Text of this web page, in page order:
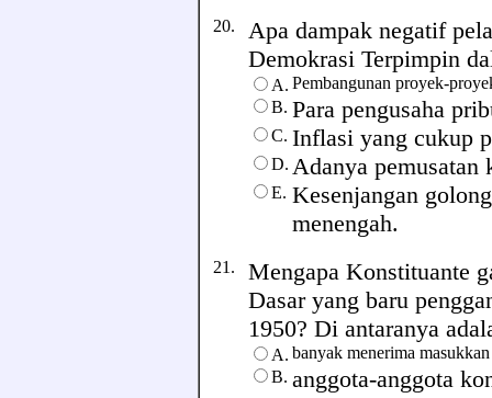
20. Apa dampak negatif
Demokrasi Terpimpin
A. Pembangunan proyek-
B. Para pengusaha
C. Inflasi yang cukup
D. Adanya pemusatan
E. Kesenjangan
menengah.
21. Mengapa Konstituante
Dasar yang baru
1950? Di antaranya
A. banyak menerima
B. anggota-anggota